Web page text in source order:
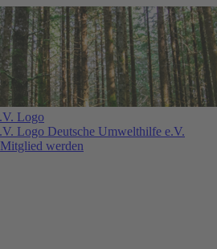
Deutsche Umwelthilfe e.V.
Mitglied werden